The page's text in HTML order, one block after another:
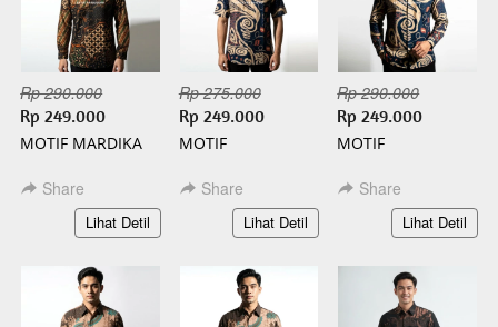
Rp 290.000
Rp 249.000
MOTIF MARDIKA
SLIMFIT
Share
`Lihat Detil
Rp 275.000
Rp 249.000
MOTIF
PENDEK BATIK
SLIMFIT
Share
`
Lihat Detil
Rp 290.000
Rp 249.000
MOTIF
PANJANG BATIK
SLIMFIT
Share
`Lihat Detil